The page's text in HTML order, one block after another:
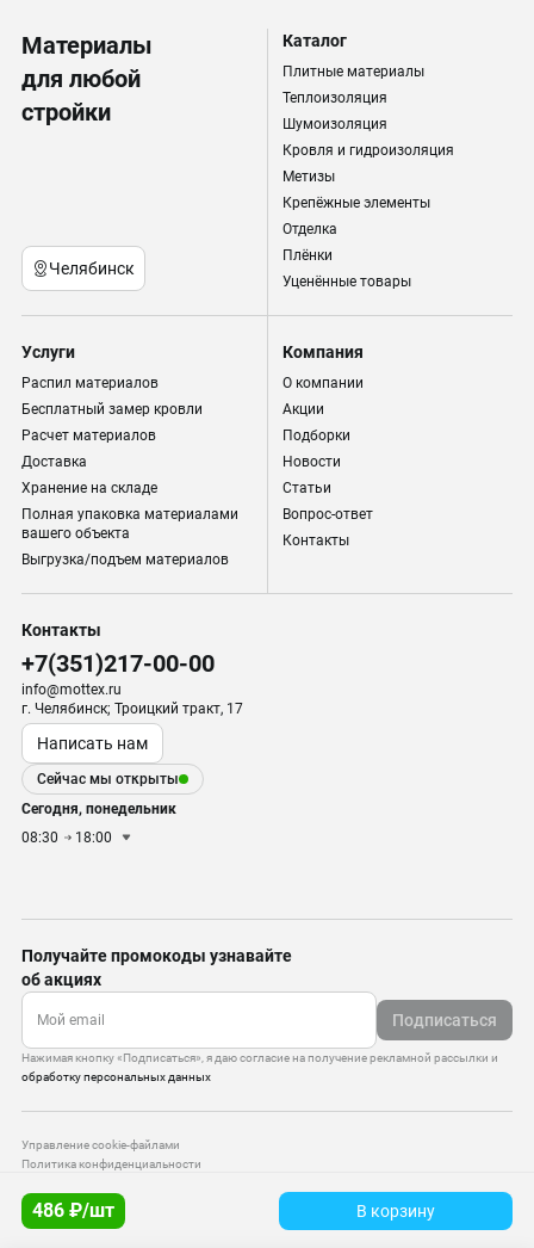
486 ₽/шт В корзину
Материалы
для любой
стройки
Челябинск
Каталог
Плитные материалы
Теплоизоляция
Шумоизоляция
Кровля и гидроизоляция
Метизы
Крепёжные элементы
Отделка
Плёнки
Уценённые товары
Услуги
Распил материалов
Бесплатный замер кровли
Расчет материалов
Доставка
Хранение на складе
Полная упаковка материалами
вашего объекта
Выгрузка/подъем материалов
Компания
О компании
Акции
Подборки
Новости
Статьи
Вопрос-ответ
Контакты
Контакты
+7(351)217-00-00
info@mottex.ru
г. Челябинск; Троицкий тракт, 17
Написать нам
Сейчас мы открыты
Сегодня, понедельник
08:30
18:00
Получайте промокоды узнавайте
об акциях
Подписаться
Нажимая кнопку «Подписаться», я даю согласие на получение рекламной рассылки и
обработку персональных данных
Управление cookie-файлами
Политика конфиденциальности
© 2010–2026 — ООО «Моттекс»